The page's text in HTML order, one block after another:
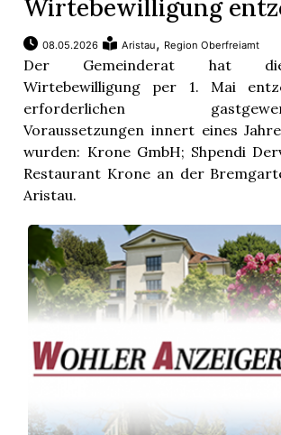
Wirtebewilligung
08.05.2026 Aristau, Region Oberfreiamt
Der Gemeinderat hat
Wirtebewilligung per 1. Mai
erforderlichen
Voraussetzungen innert eines
wurden: Krone GmbH; Shpendi
Restaurant Krone an der
Aristau.